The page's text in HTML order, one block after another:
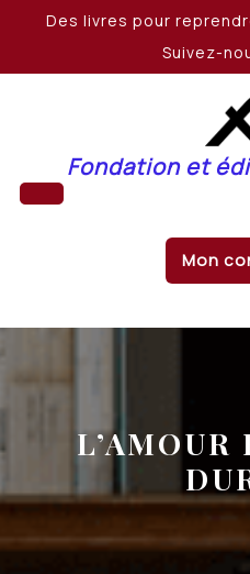
Des livres pour
Suivez-
Fondation et
Mon
L’AMOUR